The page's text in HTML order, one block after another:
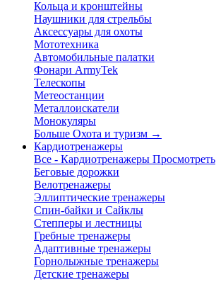
Кольца и кронштейны
Наушники для стрельбы
Аксессуары для охоты
Мототехника
Автомобильные палатки
Фонари ArmyTek
Телескопы
Метеостанции
Металлоискатели
Монокуляры
Больше Охота и туризм →
Кардиотренажеры
Все - Кардиотренажеры Просмотреть
Беговые дорожки
Велотренажеры
Эллиптические тренажеры
Спин-байки и Сайклы
Степперы и лестницы
Гребные тренажеры
Адаптивные тренажеры
Горнолыжные тренажеры
Детские тренажеры